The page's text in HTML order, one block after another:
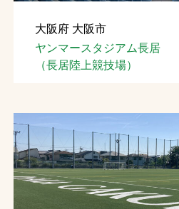
大阪府 大阪市
ヤンマースタジアム長居
（長居陸上競技場）